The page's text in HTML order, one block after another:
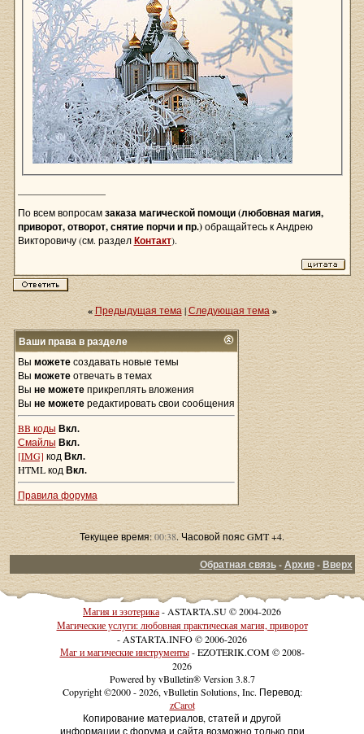
По всем вопросамзаказа магической помощи (любовная магия,
приворот, отворот, снятие порчи и пр.)обращайтесь к Андрею
Викторовичу (см. разделКонтакт).
«Предыдущая тема|Следующая тема »
Ваши права в разделе
Вы можетесоздавать новые темы
Вы можетеотвечать в темах
Вы не можетеприкреплять вложения
Вы не можетередактировать свои сообщения
BB коды Вкл.
Смайлы Вкл.
[IMG] код Вкл.
HTML код Вкл.
Правила форума
Текущее время:00:38. Часовой пояс GMT +4.
Обратная связь-Архив-Вверх
Магия и эзотерика- ASTARTA.SU © 2004-2026
Магические услуги: любовная практическая магия, приворот
- ASTARTA.INFO © 2006-2026
Маг и магические инструменты- EZOTERIK.COM © 2008-
2026
Powered by vBulletin® Version 3.8.7
Copyright ©2000 - 2026, vBulletin Solutions, Inc. Перевод:
zCarot
Копирование материалов, статей и другой
информации с форума и сайта возможно только при